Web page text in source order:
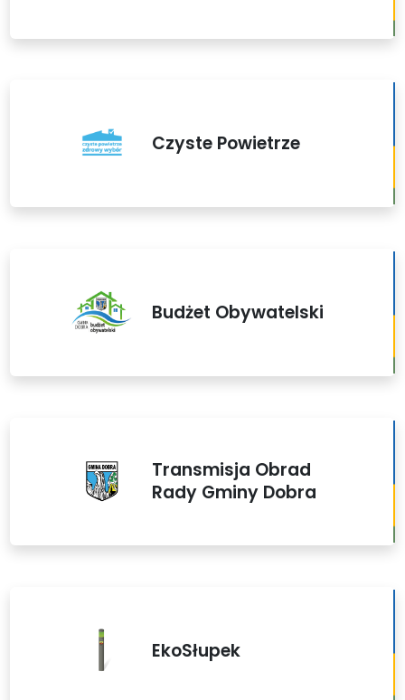
Czyste Powietrze
Budżet Obywatelski
Transmisja Obrad
Rady Gminy Dobra
EkoSłupek